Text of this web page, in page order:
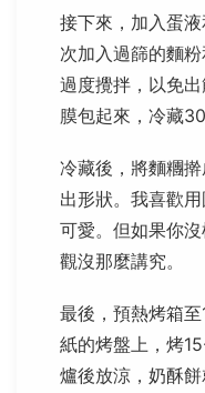
接下來，加入蛋
次加入過篩的麵
過度攪拌，以免
膜包起來，冷藏
冷藏後，將麵糰
出形狀。我喜歡
可愛。但如果你
觀沒那麼講究。
最後，預熱烤箱
紙的烤盤上，烤
爐後放涼，奶酥